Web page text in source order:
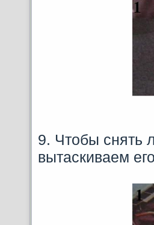
9. Чтобы снять
вытаскиваем